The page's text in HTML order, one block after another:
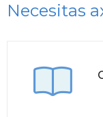
Necesitas